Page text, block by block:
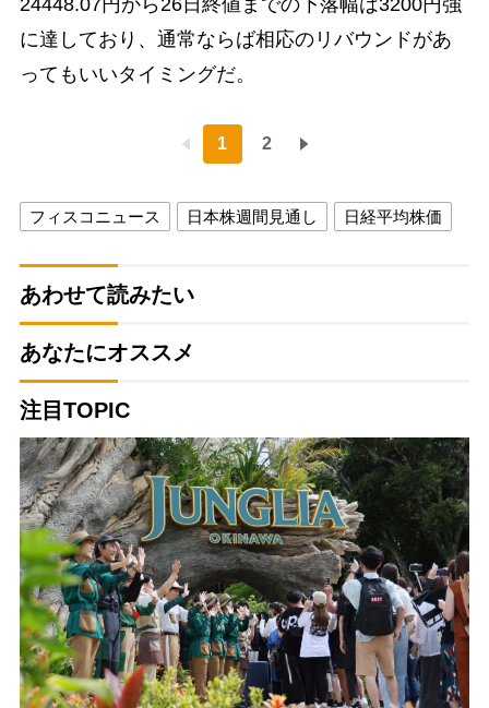
に達しており、通常ならば相応のリバウンドがあ
ってもいいタイミングだ。
1 2
フィスコニュース 日本株週間見通し 日経平均株価
あわせて読みたい
あなたにオススメ
注目TOPIC